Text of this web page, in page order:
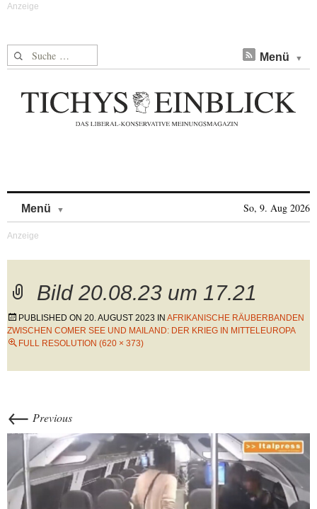
Suche nach: Menü
Menü So, 9. Aug 2026
Bild 20.08.23 um 17.21
PUBLISHED ON 20. AUGUST 2023 IN AFRIKANISCHE RÄUBERBANDEN
ZWISCHEN COMER SEE UND MAILAND: DER KRIEG IN MITTELEUROPA
FULL RESOLUTION (620 × 373)
← Previous